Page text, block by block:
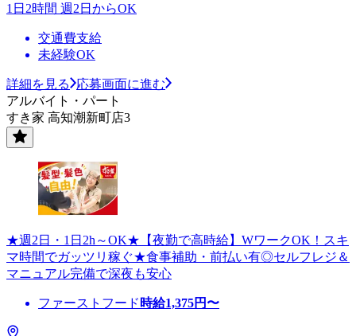
1日2時間 週2日からOK
交通費支給
未経験OK
詳細を見る
応募画面に進む
アルバイト・パート
すき家 高知潮新町店3
★週2日・1日2h～OK★【夜勤で高時給】WワークOK！スキ
マ時間でガッツリ稼ぐ★食事補助・前払い有◎セルフレジ＆
マニュアル完備で深夜も安心
ファーストフード 時給1,375円〜